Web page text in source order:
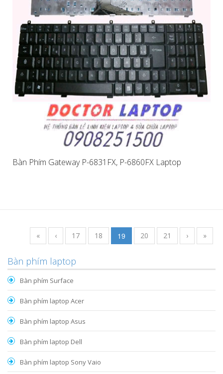
Bàn Phím Gateway P-6831FX, P-6860FX Laptop
« ‹ 17 18 19 20 21 › »
Bàn phím laptop
Bàn phím Surface
Bàn phím laptop Acer
Bàn phím laptop Asus
Bàn phím laptop Dell
Bàn phím laptop Sony Vaio